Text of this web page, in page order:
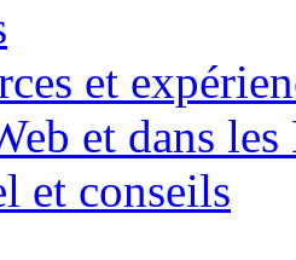
et
et dans
et conseils